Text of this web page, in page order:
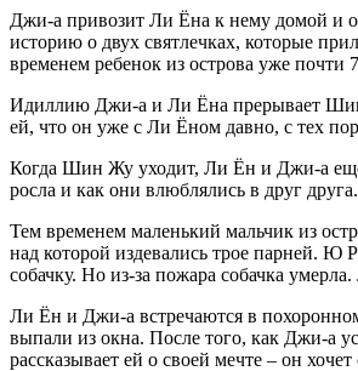
Джи-а привозит Ли Ёна к нему домой и
историю о двух святлечках, которые
временем ребенок из острова уже почти
Идиллию Джи-а и Ли Ёна прерывает Шин
ей, что он уже с Ли Ёном давно, с тех
Когда Шин Жу уходит, Ли Ён и Джи-а еще
росла и как они влюблялись в друг
Тем временем маленький мальчик из
над которой издевались трое парней. Ю
собачку. Но из-за пожара собачка
Ли Ён и Джи-а встречаются в
выпали из окна. После того, как Джи-а
рассказывает ей о своей мечте – он